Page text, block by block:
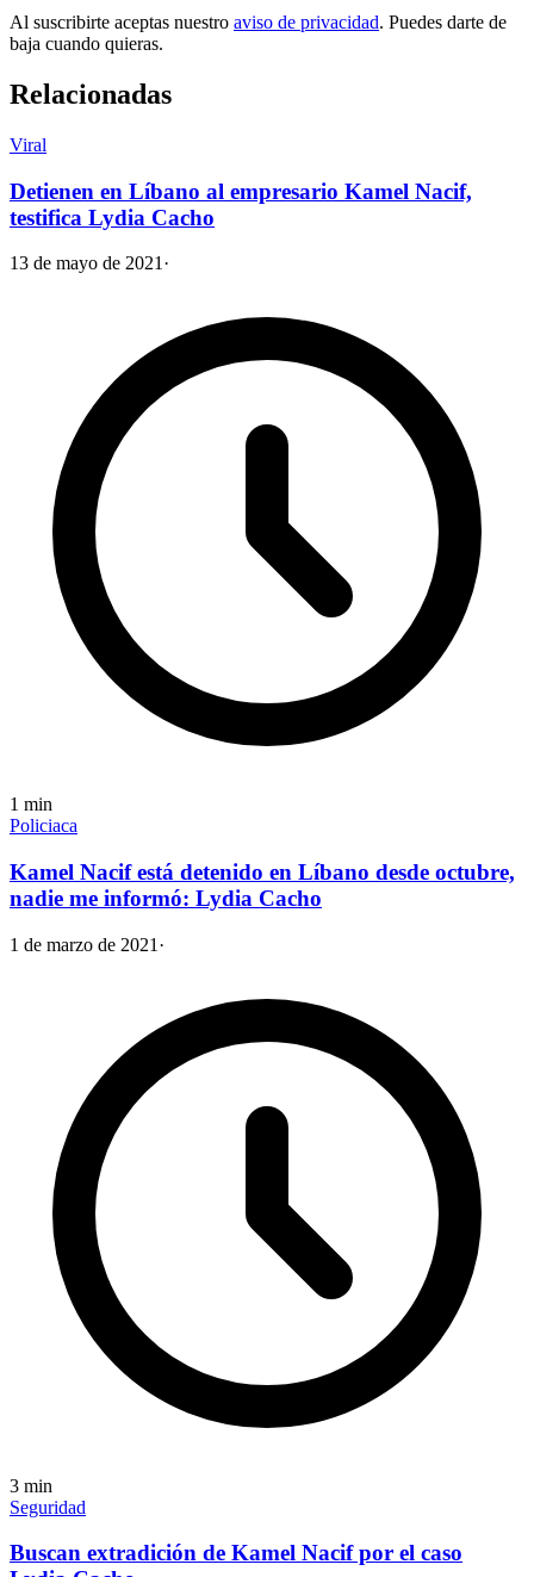
Al suscribirte aceptas nuestro aviso de privacidad. Puedes darte de
baja cuando quieras.
Relacionadas
Viral
Detienen en Líbano al empresario Kamel Nacif,
testifica Lydia Cacho
13 de mayo de 2021 ·
1 min
Policiaca
Kamel Nacif está detenido en Líbano desde octubre,
nadie me informó: Lydia Cacho
1 de marzo de 2021 ·
3 min
Seguridad
Buscan extradición de Kamel Nacif por el caso